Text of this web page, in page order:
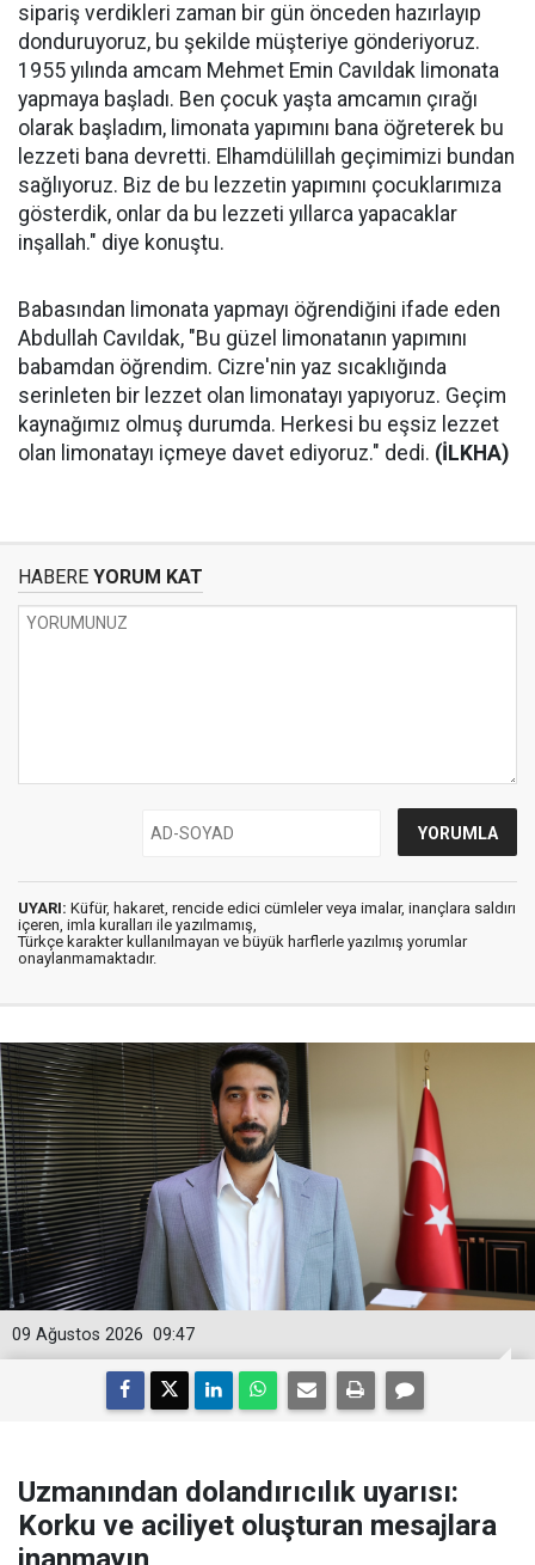
sipariş verdikleri zaman bir gün önceden hazırlayıp
donduruyoruz, bu şekilde müşteriye gönderiyoruz.
1955 yılında amcam Mehmet Emin Cavıldak limonata
yapmaya başladı. Ben çocuk yaşta amcamın çırağı
olarak başladım, limonata yapımını bana öğreterek bu
lezzeti bana devretti. Elhamdülillah geçimimizi bundan
sağlıyoruz. Biz de bu lezzetin yapımını çocuklarımıza
gösterdik, onlar da bu lezzeti yıllarca yapacaklar
inşallah." diye konuştu.
Babasından limonata yapmayı öğrendiğini ifade eden
Abdullah Cavıldak, "Bu güzel limonatanın yapımını
babamdan öğrendim. Cizre'nin yaz sıcaklığında
serinleten bir lezzet olan limonatayı yapıyoruz. Geçim
kaynağımız olmuş durumda. Herkesi bu eşsiz lezzet
olan limonatayı içmeye davet ediyoruz." dedi. (İLKHA)
HABERE YORUM KAT
UYARI: Küfür, hakaret, rencide edici cümleler veya imalar, inançlara saldırı
içeren, imla kuralları ile yazılmamış,
Türkçe karakter kullanılmayan ve büyük harflerle yazılmış yorumlar
onaylanmamaktadır.
09:47
09 Ağustos 2026
Uzmanından dolandırıcılık uyarısı:
Korku ve aciliyet oluşturan mesajlara